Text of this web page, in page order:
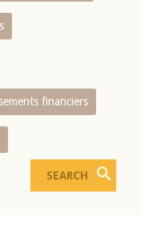
financiers